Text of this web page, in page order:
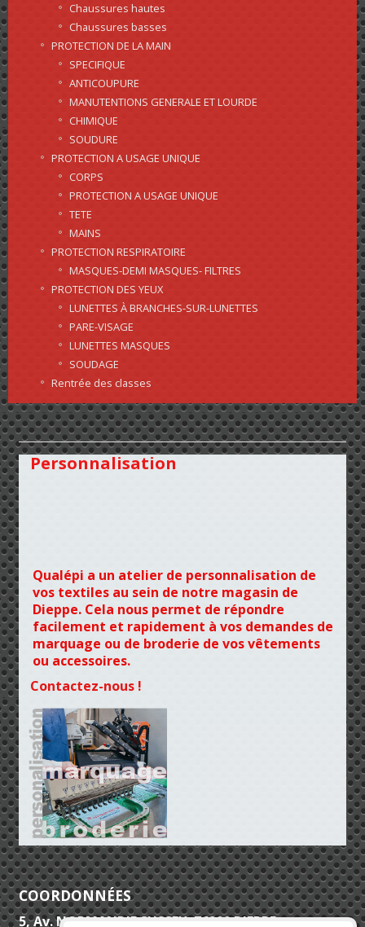
Chaussures hautes
Chaussures basses
PROTECTION DE LA MAIN
SPECIFIQUE
ANTICOUPURE
MANUTENTIONS GENERALE ET LOURDE
CHIMIQUE
SOUDURE
PROTECTION A USAGE UNIQUE
CORPS
PROTECTION A USAGE UNIQUE
TETE
MAINS
PROTECTION RESPIRATOIRE
MASQUES-DEMI MASQUES- FILTRES
PROTECTION DES YEUX
LUNETTES À BRANCHES-SUR-LUNETTES
PARE-VISAGE
LUNETTES MASQUES
SOUDAGE
Rentrée des classes
Personnalisation
Qualépi a un atelier de personnalisation de
vos textiles au sein de notre magasin de
Dieppe. Cela nous permet de répondre
facilement et rapidement à vos demandes de
marquage ou de broderie de vos vêtements
ou accessoires.
Contactez-nous !
COORDONNÉES
5, Av. NORMANDIE SUSSEX 76200 DIEPPE